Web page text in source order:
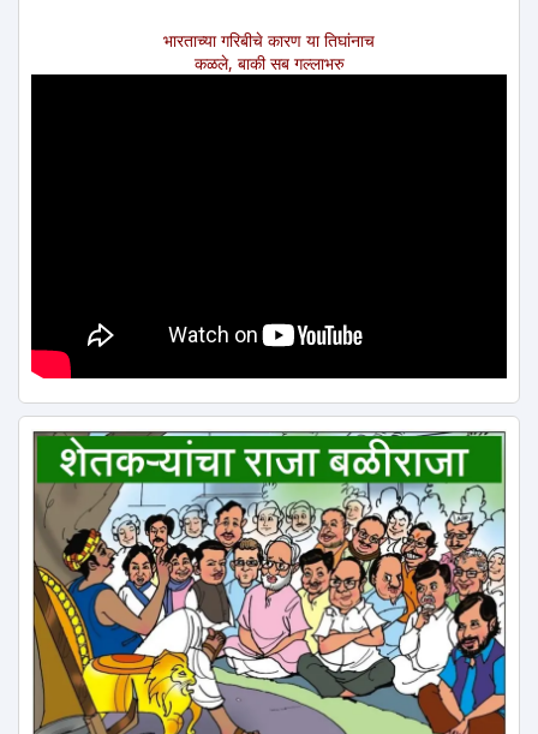
भारताच्या गरिबीचे कारण या तिघांनाच
कळले, बाकी सब गल्लाभरु